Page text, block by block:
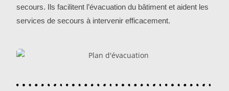
secours. Ils facilitent l’évacuation du bâtiment et aident les
services de secours à intervenir efficacement.